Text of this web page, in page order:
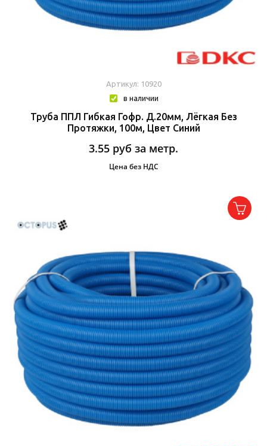
Артикул: 10920
в наличии
Труба ППЛ Гибкая Гофр. Д.20мм, Лёгкая Без
Протяжки, 100м, Цвет Синий
3.55 руб за метр.
Цена без НДС